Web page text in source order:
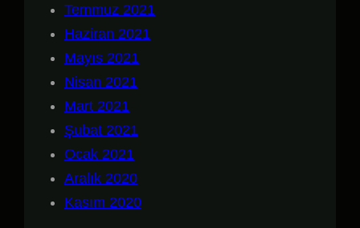
Temmuz 2021
Haziran 2021
Mayıs 2021
Nisan 2021
Mart 2021
Şubat 2021
Ocak 2021
Aralık 2020
Kasım 2020